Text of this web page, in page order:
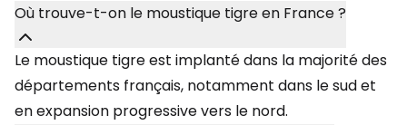
Où trouve-t-on le moustique tigre en France ?
Le moustique tigre est implanté dans la majorité des
départements français, notamment dans le sud et
en expansion progressive vers le nord.